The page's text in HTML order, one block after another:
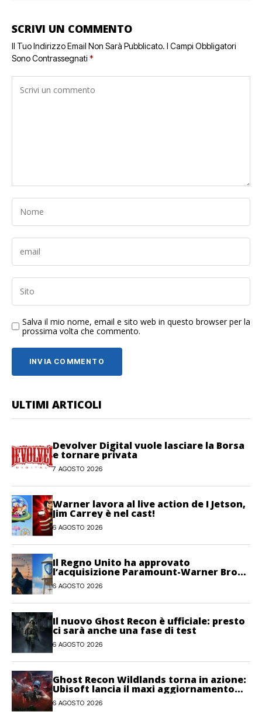
SCRIVI UN COMMENTO
Il Tuo Indirizzo Email Non Sarà Pubblicato. I Campi Obbligatori
Sono Contrassegnati *
Salva il mio nome, email e sito web in questo browser per la
prossima volta che commento.
ULTIMI ARTICOLI
Devolver Digital vuole lasciare la Borsa
e tornare privata
7 AGOSTO 2026
Warner lavora al live action de I Jetson,
Jim Carrey è nel cast!
6 AGOSTO 2026
Il Regno Unito ha approvato
l’acquisizione Paramount-Warner Bros
Discovery
6 AGOSTO 2026
Il nuovo Ghost Recon è ufficiale: presto
ci sarà anche una fase di test
6 AGOSTO 2026
Ghost Recon Wildlands torna in azione:
Ubisoft lancia il maxi aggiornamento
gratuito Last Rites
6 AGOSTO 2026